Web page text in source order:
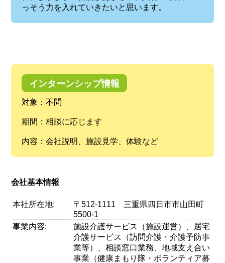
っそう力を入れていきたいと思います。
インターンシップ情報
対象：不問
期間：相談に応じます
内容：会社説明、施設見学、体験など
会社基本情報
本社所在地:
〒512-1111 三重県四日市市山田町
5500-1
事業内容:
施設介護サービス（施設運営）、居宅
介護サービス（訪問介護・介護予防事
業等）、相談窓口業務、地域支え合い
事業（健康まもり隊・ボランティア募